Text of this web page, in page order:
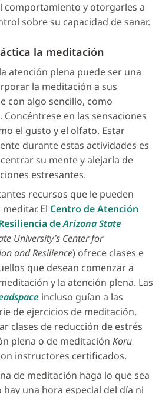
comportamiento y otorgarles a
sobre su capacidad de sanar.
la meditación
atención plena puede ser una
la meditación a sus
con algo sencillo, como
en las sensaciones
el gusto y el olfato. Estar
durante estas actividades es
su mente y alejarla de
estresantes.
recursos que le pueden
El Centro de Atención
deArizona State
University’s Center for
and Resilience) ofrece clases e
que desean comenzar a
y la atención plena. Las
incluso guían a las
de ejercicios de meditación.
clases de reducción de estrés
plena o de meditación Koru
instructores certificados.
de meditación haga lo que sea
una hora especial del día ni